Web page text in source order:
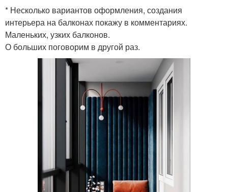
* Несколько вариантов оформления, создания
интерьера на балконах покажу в комментариях.
Маленьких, узких балконов.
О больших поговорим в другой раз.